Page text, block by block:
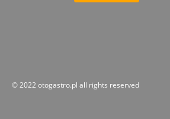
© 2022 otogastro.pl all rights reserved